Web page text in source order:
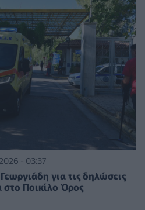
- 03:37
για τις δηλώσεις
στο Ποικίλο Όρος